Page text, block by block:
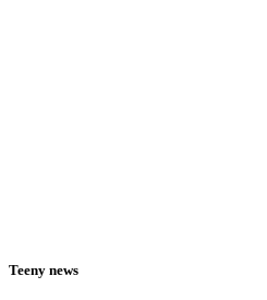
Teeny news